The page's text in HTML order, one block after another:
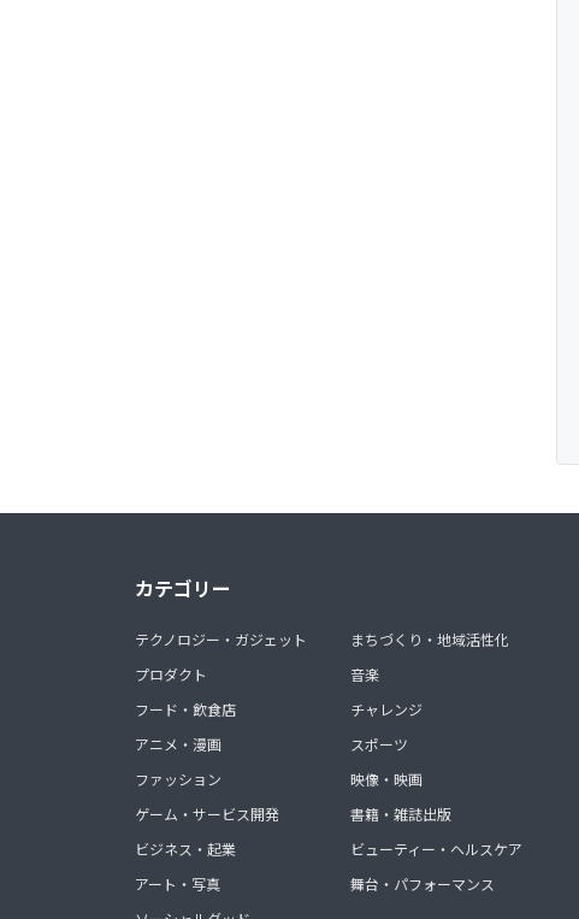
カテゴリー
テクノロジー・ガジェット
プロダクト
フード・飲食店
アニメ・漫画
ファッション
ゲーム・サービス開発
ビジネス・起業
アート・写真
まちづくり・地域活性化
音楽
チャレンジ
スポーツ
映像・映画
書籍・雑誌出版
ビューティー・ヘルスケア
舞台・パフォーマンス